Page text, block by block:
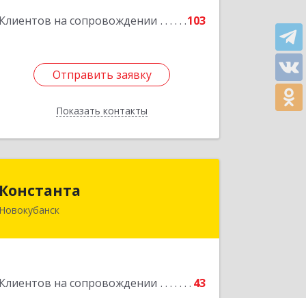
Клиентов на сопровождении 103
Отправить заявку
Показать контакты
Отправить заявку
Назад
Константа
Новокубанск
Клиентов на сопровождении 43
352240, Краснодарский край,
Подробнее